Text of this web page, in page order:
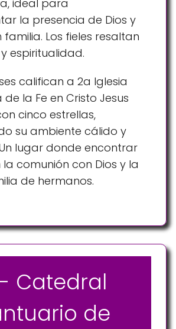
ideal para
la presencia de Dios y
familia. Los fieles resaltan
espiritualidad.
califican a 2a Iglesia
la Fe en Cristo Jesus
cinco estrellas,
su ambiente cálido y
lugar donde encontrar
comunión con Dios y la
de hermanos.
Catedral
de